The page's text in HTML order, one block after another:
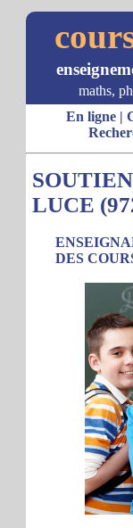
maths,
En ligne|
LUCE
DES